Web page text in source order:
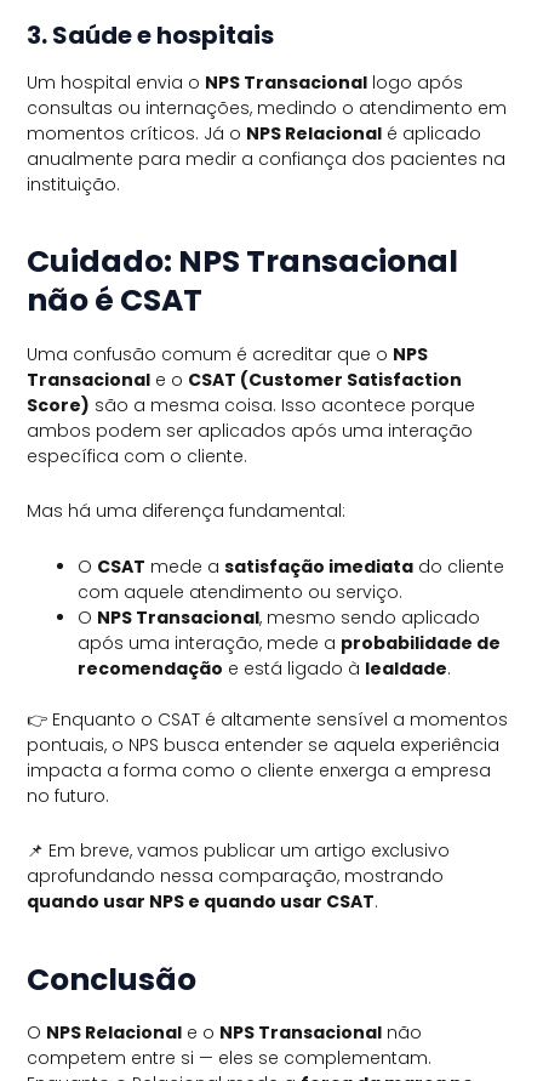
3. Saúde e hospitais
Um hospital envia o NPS Transacional logo após
consultas ou internações, medindo o atendimento em
momentos críticos. Já o NPS Relacional é aplicado
anualmente para medir a confiança dos pacientes na
instituição.
Cuidado: NPS Transacional
não é CSAT
Uma confusão comum é acreditar que o NPS
Transacional e o CSAT (Customer Satisfaction
Score) são a mesma coisa. Isso acontece porque
ambos podem ser aplicados após uma interação
específica com o cliente.
Mas há uma diferença fundamental:
O CSAT mede asatisfação imediata do cliente
com aquele atendimento ou serviço.
O NPS Transacional, mesmo sendo aplicado
após uma interação, mede a probabilidade de
recomendação e está ligado à lealdade.
👉 Enquanto o CSAT é altamente sensível a momentos
pontuais, o NPS busca entender se aquela experiência
impacta a forma como o cliente enxerga a empresa
no futuro.
📌 Em breve, vamos publicar um artigo exclusivo
aprofundando nessa comparação, mostrando
quando usar NPS e quando usar CSAT.
Conclusão
O NPS Relacional e o NPS Transacional não
competem entre si — eles se complementam.